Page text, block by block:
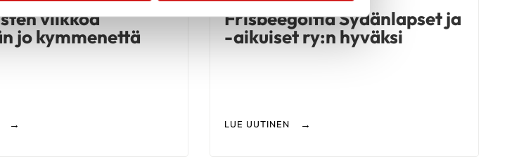
viikkoa
jo kymmenettä
Frisbeegolfia Sydänlapset ja
-aikuiset ry:n hyväksi
LUE UUTINEN